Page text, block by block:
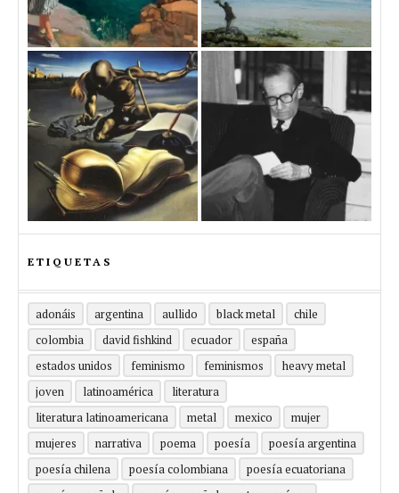
ETIQUETAS
adonáis argentina aullido black metal
chile
colombia
david fishkind ecuador
españa
estados unidos
feminismo feminismos
heavy metal
joven
latinoamérica
literatura
literatura latinoamericana
metal mexico
mujer
mujeres
narrativa poema poesía
poesía argentina
poesía chilena
poesía colombiana
poesía ecuatoriana